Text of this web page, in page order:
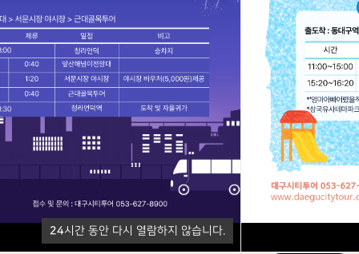
24시간 동안 다시 열람하지 않습니다.
순환코스
네이버 예약
한국어
간체
일본어
리플릿 다운로드